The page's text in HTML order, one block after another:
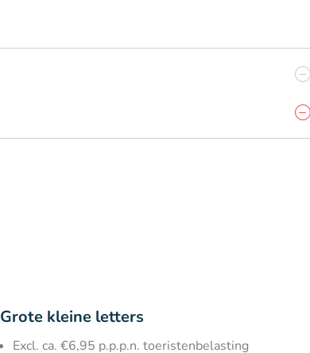
Grote kleine letters
Excl. ca. €6,95 p.p.p.n. toeristenbelasting